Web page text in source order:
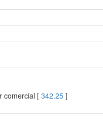
comercial [342.25 ]